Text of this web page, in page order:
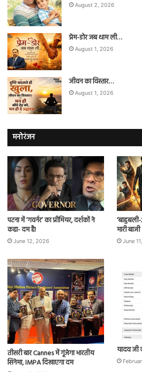
August 2, 2026
प्रेम-डोर जब थाम ली…
August 1, 2026
जीवन का विस्तार…
August 1, 2026
मनोरंजन
पटना में ‘गवर्नर’ का प्रीमियर, दर्शकों ने
कहा- दम है!
June 12, 2026
‘बाहुबली-
मारी बाजी
June
तीसरी बार Cannes में गूंजेगा भारतीय
सिनेमा, IMPA दिखाएगा दम
यादव जी